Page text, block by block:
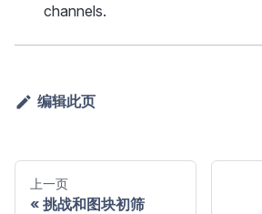
channels.
编辑此页
上一页
挑战和图块初筛